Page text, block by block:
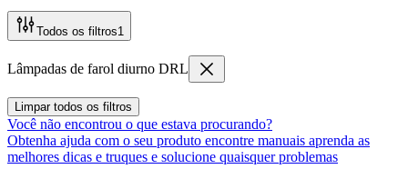
Todos os filtros1
Lâmpadas de farol diurno DRL
Limpar todos os filtros
Você não encontrou o que estava procurando?
Obtenha ajuda com o seu produto encontre manuais aprenda as
melhores dicas e truques e solucione quaisquer problemas